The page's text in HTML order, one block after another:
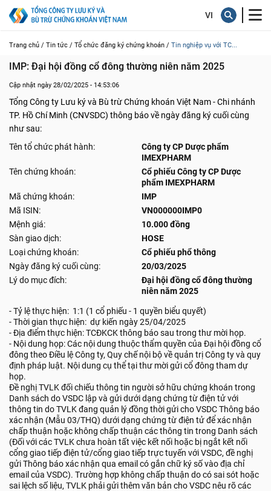
Trang chủ / Tin tức / Tổ chức đăng ký chứng khoán / Tin nghiệp vụ với TC...
IMP: Đại hội đồng cổ đông thường niên năm 2025
Cập nhật ngày 28/02/2025 - 14:53:06
Tổng Công ty Lưu ký và Bù trừ Chứng khoán Việt Nam - Chi nhánh
TP. Hồ Chí Minh (CNVSDC) thông báo về ngày đăng ký cuối cùng
như sau:
Tên tổ chức phát hành:
Công ty CP Dược phẩm
IMEXPHARM
Tên chứng khoán:
Cổ phiếu Công ty CP Dược
phẩm IMEXPHARM
Mã chứng khoán:
IMP
Mã ISIN:
VN000000IMP0
Mệnh giá:
10.000 đồng
Sàn giao dịch:
HOSE
Loại chứng khoán:
Cổ phiếu phổ thông
Ngày đăng ký cuối cùng:
20/03/2025
Lý do mục đích:
Đại hội đồng cổ đông thường
niên năm 2025
- Tỷ lệ thực hiện: 1:1 (1 cổ phiếu - 1 quyền biểu quyết)
- Thời gian thực hiện: dự kiến ngày 25/04/2025
- Địa điểm thực hiện: TCĐKCK thông báo sau trong thư mời họp.
- Nội dung họp: Các nội dung thuộc thẩm quyền của Đại hội đồng cổ
đông theo Điều lệ Công ty, Quy chế nội bộ về quản trị Công ty và quy
định pháp luật. Nội dung cụ thể tại thư mời gửi cổ đông tham dự
họp.
Đề nghị TVLK đối chiếu thông tin người sở hữu chứng khoán trong
Danh sách do VSDC lập và gửi dưới dạng chứng từ điện tử với
thông tin do TVLK đang quản lý đồng thời gửi cho VSDC Thông báo
xác nhận (Mẫu 03/THQ) dưới dạng chứng từ điện tử để xác nhận
chấp thuận hoặc không chấp thuận các thông tin trong Danh sách
(Đối với các TVLK chưa hoàn tất việc kết nối hoặc bị ngắt kết nối
cổng giao tiếp điện tử/cổng giao tiếp trực tuyến với VSDC, đề nghị
gửi Thông báo xác nhận qua email có gắn chữ ký số vào địa chỉ
email của VSDC). Trường hợp không chấp thuận do có sai sót hoặc
sai lệch số liệu, TVLK phải gửi thêm văn bản cho VSDC nêu rõ các